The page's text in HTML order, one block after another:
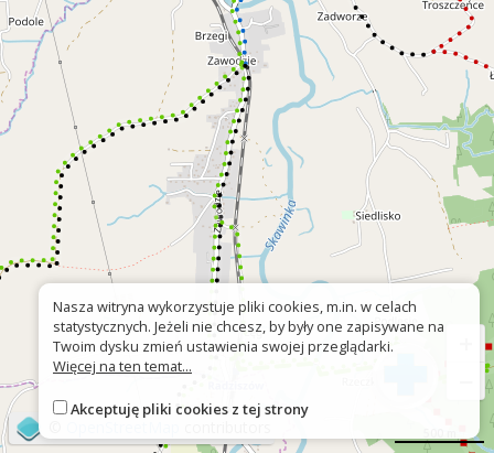
Nasza witryna wykorzystuje pliki cookies, m.in. w celach
statystycznych. Jeżeli nie chcesz, by były one zapisywane na
Twoim dysku zmień ustawienia swojej przeglądarki.
Więcej na ten temat...
Akceptuję pliki cookies z tej strony